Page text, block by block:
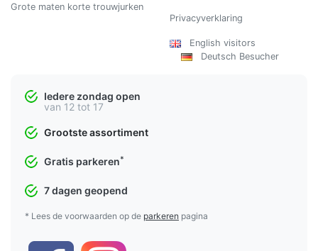
Grote maten korte trouwjurken
Privacyverklaring
English visitors
Deutsch Besucher
Iedere zondag open
van 12 tot 17
Grootste assortiment
Gratis parkeren*
7 dagen geopend
* Lees de voorwaarden op de parkeren pagina